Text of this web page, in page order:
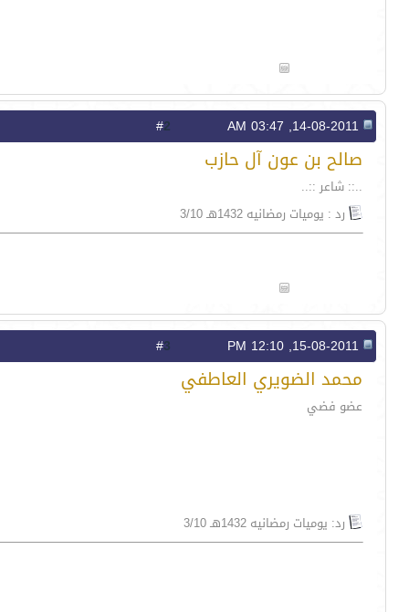
2
صالح بن عون آل حازب
..:: شاعر ::..
رد : يوميات رمضانيه 1432هـ 3/10
3
محمد الضويري العاطفي
عضو فضي
رد: يوميات رمضانيه 1432هـ 3/10